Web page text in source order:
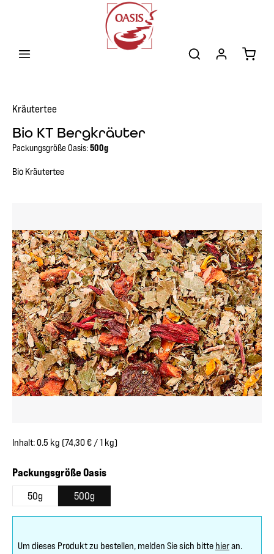
Kräutertee
Bio KT Bergkräuter
Packungsgröße Oasis:500g
Bio Kräutertee
Inhalt:0.5 kg (74,30 € / 1 kg)
Packungsgröße Oasisauswählen
50g 500g
Um dieses Produkt zu bestellen, melden Sie sich bitte hieran.